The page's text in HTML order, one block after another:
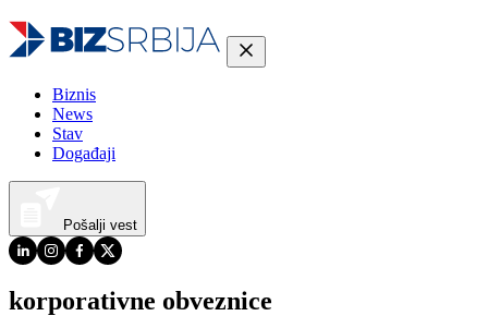
Biznis
News
Stav
Događaji
Pošalji vest
korporativne obveznice